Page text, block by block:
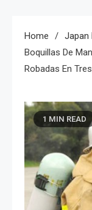
Home
Japan
Boquillas De
Robadas En
1 MIN READ